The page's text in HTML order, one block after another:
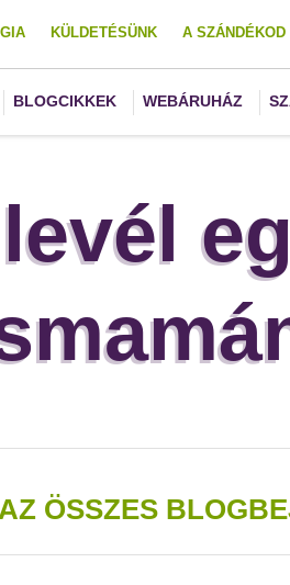
KÜLDETÉSÜNK A SZÁNDÉKOD
BLOGCIKKEK WEBÁRUHÁZ
ÖSSZES